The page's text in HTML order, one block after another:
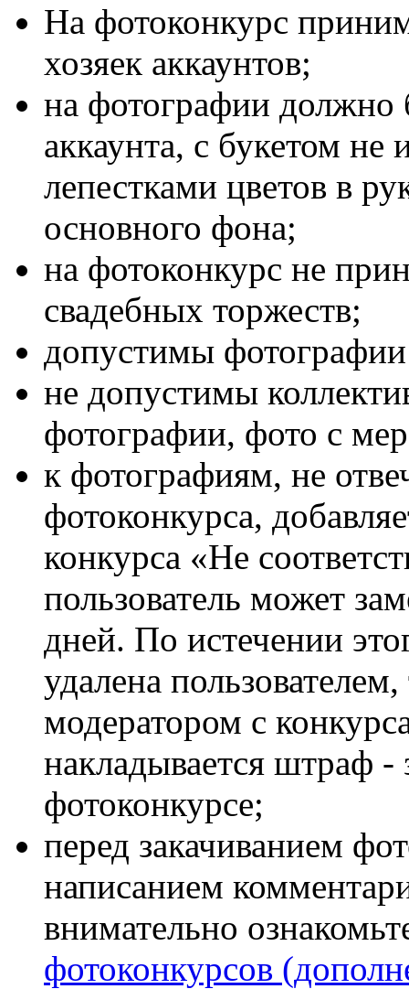
На фотоконкурс
хозяек аккаунтов;
на фотографии должно
аккаунта, с букетом не
лепестками цветов в
основного фона;
на фотоконкурс не
свадебных торжеств;
допустимы
не допустимы
фотографии, фото с
к фотографиям, не
фотоконкурса,
конкурса «Не
пользователь может
дней. По истечении
удалена
модератором с
накладывается штраф -
фотоконкурсе;
перед закачиванием
написанием
внимательно
фотоконкурсов